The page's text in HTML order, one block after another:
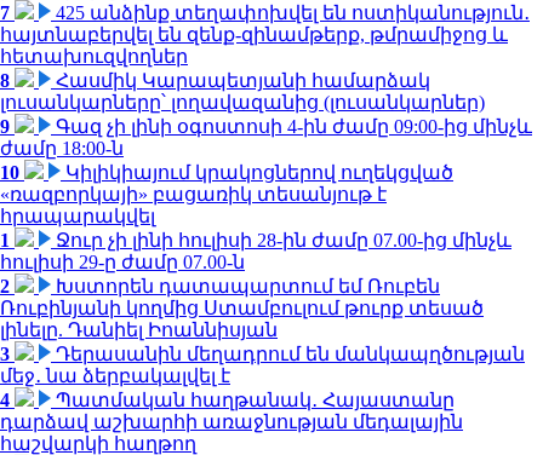
7
425 անձինք տեղափոխվել են ոստիկանություն․
հայտնաբերվել են զենք-զինամթերք, թմրամիջոց և
հետախուզվողներ
8
Հասմիկ Կարապետյանի համարձակ
լուսանկարները՝ լողավազանից (լուսանկարներ)
9
Գազ չի լինի օգոստոսի 4-ին ժամը 09:00-ից մինչև
ժամը 18:00-ն
10
Կիլիկիայում կրակոցներով ուղեկցված
«ռազբորկայի» բացառիկ տեսանյութ է
հրապարակվել
1
Ջուր չի լինի հուլիսի 28-ին ժամը 07.00-ից մինչև
հուլիսի 29-ը ժամը 07.00-ն
2
Խստորեն դատապարտում եմ Ռուբեն
Ռուբինյանի կողմից Ստամբուլում թուրք տեսած
լինելը. Դանիել Իոաննիսյան
3
Դերասանին մեղադրում են մանկապղծության
մեջ․ նա ձերբակալվել է
4
Պատմական հաղթանակ․ Հայաստանը
դարձավ աշխարհի առաջնության մեդալային
հաշվարկի հաղթող